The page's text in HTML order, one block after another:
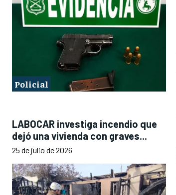
Policial
LABOCAR investiga incendio que
dejó una vivienda con graves...
25 de julio de 2026